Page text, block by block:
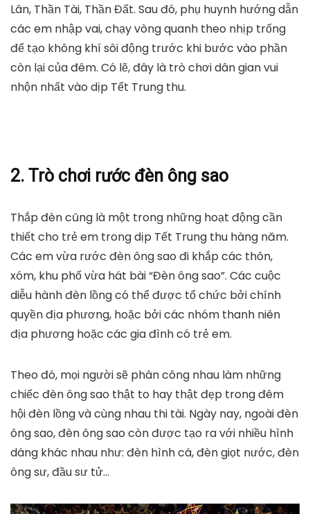
Lân, Thần Tài, Thần Đất. Sau đó, phụ huynh hướng dẫn
các em nhập vai, chạy vòng quanh theo nhịp trống
để tạo không khí sôi động trước khi bước vào phần
còn lại của đêm. Có lẽ, đây là trò chơi dân gian vui
nhộn nhất vào dịp Tết Trung thu.
2. Trò chơi rước đèn ông sao
Thắp đèn cũng là một trong những hoạt động cần
thiết cho trẻ em trong dịp Tết Trung thu hàng năm.
Các em vừa rước đèn ông sao đi khắp các thôn,
xóm, khu phố vừa hát bài “Đèn ông sao”. Các cuộc
diễu hành đèn lồng có thể được tổ chức bởi chính
quyền địa phương, hoặc bởi các nhóm thanh niên
địa phương hoặc các gia đình có trẻ em.
Theo đó, mọi người sẽ phân công nhau làm những
chiếc đèn ông sao thật to hay thật đẹp trong đêm
hội đèn lồng và cùng nhau thi tài. Ngày nay, ngoài đèn
ông sao, đèn ông sao còn được tạo ra với nhiều hình
dáng khác nhau như: đèn hình cá, đèn giọt nước, đèn
ông sư, đầu sư tử…